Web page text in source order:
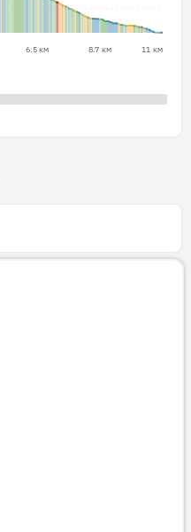
6.5 км 8.7 км 11 км